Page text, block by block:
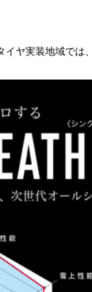
ヤ実装地域では